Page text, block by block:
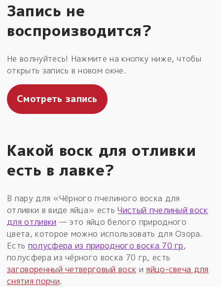
Запись не
воспроизводится?
Не волнуйтесь! Нажмите на кнопку ниже, чтобы
открыть запись в новом окне.
Смотреть запись
Какой воск для отливки
есть в лавке?
В пару для «Чёрного пчелиного воска для
отливки в виде яйца» естьЧистый пчелиный воск
для отливки — это яйцо белого природного
цвета, которое можно использовать для Озора.
Есть полусфера из природного воска 70 гр,
полусфера из чёрного воска 70 гр, есть
заговоренный четверговый воск ияйцо-свеча для
снятия порчи.